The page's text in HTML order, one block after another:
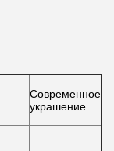
Современное
украшение